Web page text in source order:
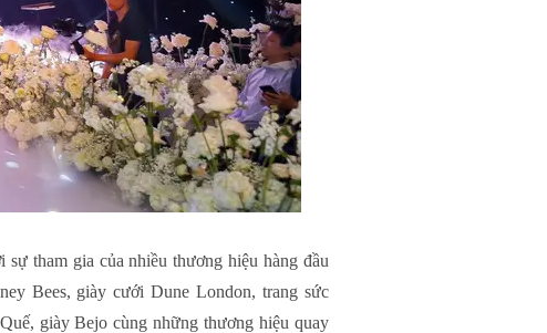
tham gia của nhiều thương hiệu hàng đầu
Bees, giày cưới Dune London, trang sức
giày Bejo cùng những thương hiệu quay